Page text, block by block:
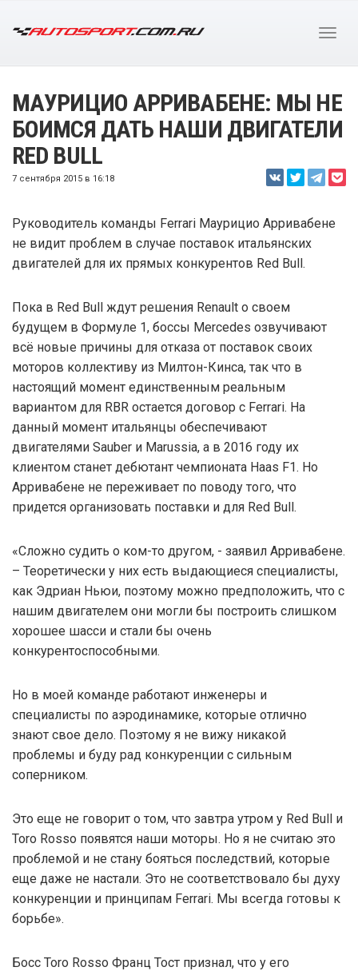
МАУРИЦИО АРРИВАБЕНЕ: МЫ НЕ
БОИМСЯ ДАТЬ НАШИ ДВИГАТЕЛИ
RED BULL
7 сентября 2015 в 16:18
Руководитель команды Ferrari Маурицио Арривабене
не видит проблем в случае поставок итальянских
двигателей для их прямых конкурентов Red Bull.
Пока в Red Bull ждут решения Renault о своем
будущем в Формуле 1, боссы Mercedes озвучивают
всё новые причины для отказа от поставок своих
моторов коллективу из Милтон-Кинса, так что в
настоящий момент единственным реальным
вариантом для RBR остается договор с Ferrari. На
данный момент итальянцы обеспечивают
двигателями Sauber и Marussia, а в 2016 году их
клиентом станет дебютант чемпионата Haas F1. Но
Арривабене не переживает по поводу того, что
придется организовать поставки и для Red Bull.
«Сложно судить о ком-то другом, - заявил Арривабене.
– Теоретически у них есть выдающиеся специалисты,
как Эдриан Ньюи, поэтому можно предположить, что с
нашим двигателем они могли бы построить слишком
хорошее шасси и стали бы очень
конкурентоспособными.
Но в моей команде работают инженеры и
специалисты по аэродинамике, которые отлично
знают свое дело. Поэтому я не вижу никакой
проблемы и буду рад конкуренции с сильным
соперником.
Это еще не говорит о том, что завтра утром у Red Bull и
Toro Rosso появятся наши моторы. Но я не считаю это
проблемой и не стану бояться последствий, которые
еще даже не настали. Это не соответствовало бы духу
конкуренции и принципам Ferrari. Мы всегда готовы к
борьбе».
Босс Toro Rosso Франц Тост признал, что у его